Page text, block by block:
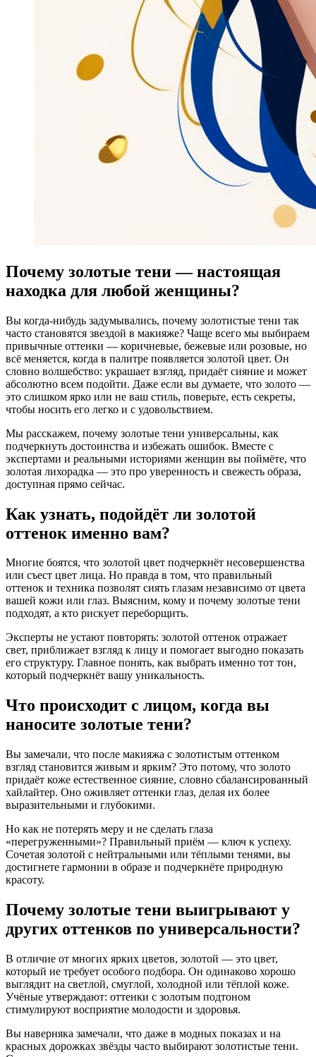
Почему золотые тени — настоящая
находка для любой женщины?
Вы когда-нибудь задумывались, почему золотистые тени так
часто становятся звездой в макияже? Чаще всего мы выбираем
привычные оттенки — коричневые, бежевые или розовые, но
всё меняется, когда в палитре появляется золотой цвет. Он
словно волшебство: украшает взгляд, придаёт сияние и может
абсолютно всем подойти. Даже если вы думаете, что золото —
это слишком ярко или не ваш стиль, поверьте, есть секреты,
чтобы носить его легко и с удовольствием.
Мы расскажем, почему золотые тени универсальны, как
подчеркнуть достоинства и избежать ошибок. Вместе с
экспертами и реальными историями женщин вы поймёте, что
золотая лихорадка — это про уверенность и свежесть образа,
доступная прямо сейчас.
Как узнать, подойдёт ли золотой
оттенок именно вам?
Многие боятся, что золотой цвет подчеркнёт несовершенства
или съест цвет лица. Но правда в том, что правильный
оттенок и техника позволят сиять глазам независимо от цвета
вашей кожи или глаз. Выясним, кому и почему золотые тени
подходят, а кто рискует переборщить.
Эксперты не устают повторять: золотой оттенок отражает
свет, приближает взгляд к лицу и помогает выгодно показать
его структуру. Главное понять, как выбрать именно тот тон,
который подчеркнёт вашу уникальность.
Что происходит с лицом, когда вы
наносите золотые тени?
Вы замечали, что после макияжа с золотистым оттенком
взгляд становится живым и ярким? Это потому, что золото
придаёт коже естественное сияние, словно сбалансированный
хайлайтер. Оно оживляет оттенки глаз, делая их более
выразительными и глубокими.
Но как не потерять меру и не сделать глаза
«перегруженными»? Правильный приём — ключ к успеху.
Сочетая золотой с нейтральными или тёплыми тенями, вы
достигнете гармонии в образе и подчеркнёте природную
красоту.
Почему золотые тени выигрывают у
других оттенков по универсальности?
В отличие от многих ярких цветов, золотой — это цвет,
который не требует особого подбора. Он одинаково хорошо
выглядит на светлой, смуглой, холодной или тёплой коже.
Учёные утверждают: оттенки с золотым подтоном
стимулируют восприятие молодости и здоровья.
Вы наверняка замечали, что даже в модных показах и на
красных дорожках звёзды часто выбирают золотистые тени.